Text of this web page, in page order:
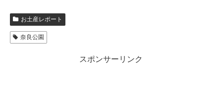
お土産レポート
奈良公園
スポンサーリンク